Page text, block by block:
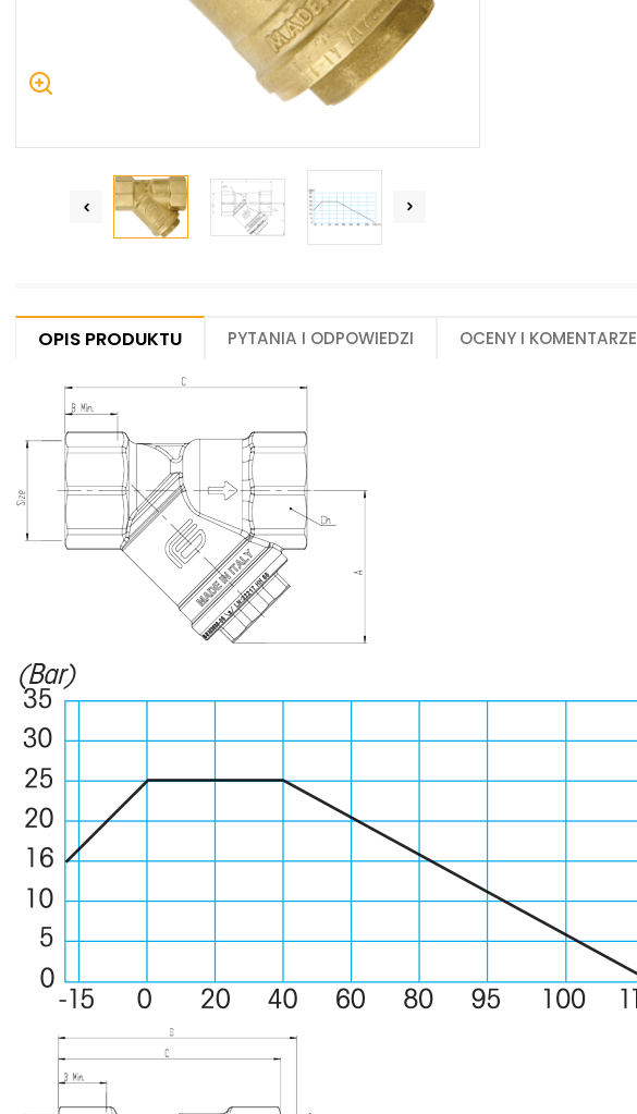
Centrum Hydrauliki Siłowej Jawor
59-400 Jawor, ul. Kuziennicza 5, POLSKA
Opis produktu Pytania i odpowiedzi Oceny i komentarze